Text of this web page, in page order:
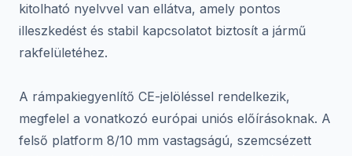
kitolható nyelvvel van ellátva, amely pontos
illeszkedést és stabil kapcsolatot biztosít a jármű
rakfelületéhez.
A rámpakiegyenlítő CE-jelöléssel rendelkezik,
megfelel a vonatkozó európai uniós előírásoknak. A
felső platform 8/10 mm vastagságú, szemcsézett